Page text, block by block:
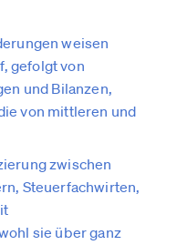
weisen
gefolgt von
und Bilanzen,
von mittleren und
zwischen
Steuerfachwirten,
sie über ganz